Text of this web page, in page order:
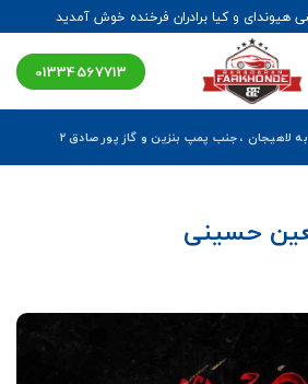
و کیا برادران فرخنده خوش آمدید
01334567713
لاهیجان ، جنب پمپ بنزین و گاز پور صادق ۲
حسینی